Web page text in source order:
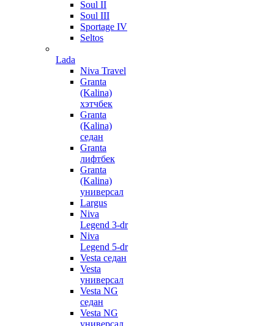
Soul II
Soul III
Sportage IV
Seltos
Lada
Niva Travel
Granta
(Kalina)
хэтчбек
Granta
(Kalina)
седан
Granta
лифтбек
Granta
(Kalina)
универсал
Largus
Niva
Legend 3-dr
Niva
Legend 5-dr
Vesta седан
Vesta
универсал
Vesta NG
седан
Vesta NG
универсал